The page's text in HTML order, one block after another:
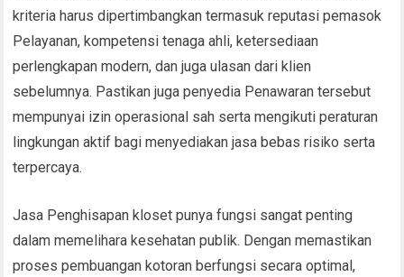
kriteria harus dipertimbangkan termasuk reputasi pemasok
Pelayanan, kompetensi tenaga ahli, ketersediaan
perlengkapan modern, dan juga ulasan dari klien
sebelumnya. Pastikan juga penyedia Penawaran tersebut
mempunyai izin operasional sah serta mengikuti peraturan
lingkungan aktif bagi menyediakan jasa bebas risiko serta
terpercaya.
Jasa Penghisapan kloset punya fungsi sangat penting
dalam memelihara kesehatan publik. Dengan memastikan
proses pembuangan kotoran berfungsi secara optimal,